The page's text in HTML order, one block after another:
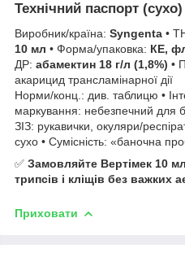
Технічний паспорт (сухо)
Виробник/країна: Syngenta •
10 мл • Форма/упаковка: КЕ,
ДР: абамектин 18 г/л (1,8%) •
акарицид трансламінарної дії
Норми/конц.: див. таблицю •
маркування: небезпечний для
ЗІЗ: рукавички, окуляри/
сухо • Сумісність: «баночна
✅ Замовляйте Вертімек 10
трипсів і кліщів без важких
Приховати